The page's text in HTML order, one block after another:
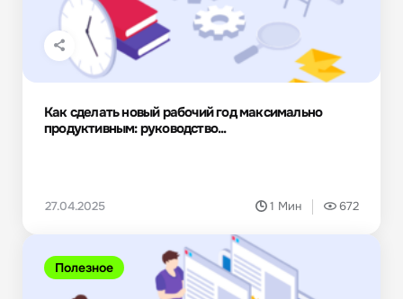
Как сделать новый рабочий год максимально
продуктивным: руководство...
27.04.2025 1 Мин 672
Полезное